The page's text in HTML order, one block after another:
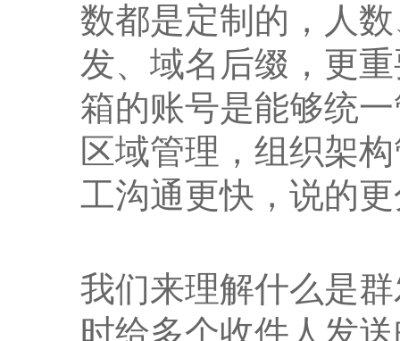
数都是定制的，人
发、域名后缀，更
箱的账号是能够统
区域管理，组织架
工沟通更快，说的
我们来理解什么是
时给多个收件人发